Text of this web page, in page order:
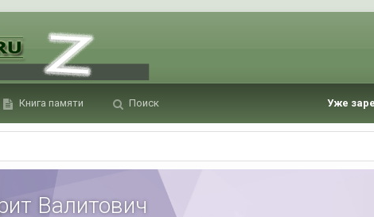
Книга памяти Поиск Уже
Валитович